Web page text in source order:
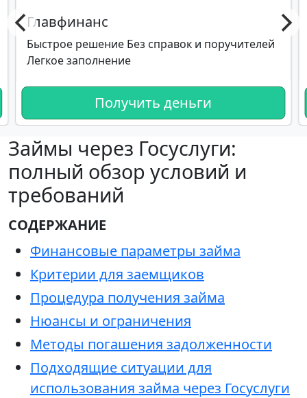
Главфинанс
Быстрое решение Без справок и поручителей
Легкое заполнение
Получить деньги
Займы через Госуслуги:
полный обзор условий и
требований
СОДЕРЖАНИЕ
Финансовые параметры займа
Критерии для заемщиков
Процедура получения займа
Нюансы и ограничения
Методы погашения задолженности
Подходящие ситуации для
использования займа через Госуслуги